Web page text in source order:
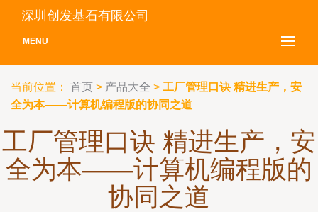
深圳创发基石有限公司
MENU
当前位置： 首页 > 产品大全 > 工厂管理口诀 精进生产，安
全为本——计算机编程版的协同之道
工厂管理口诀 精进生产，安
全为本——计算机编程版的
协同之道